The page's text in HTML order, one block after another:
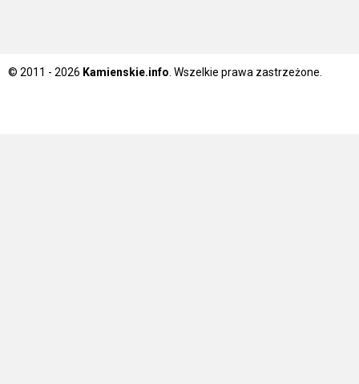
© 2011 - 2026 Kamienskie.info . Wszelkie prawa zastrzeżone.